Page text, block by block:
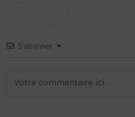
S’abonner